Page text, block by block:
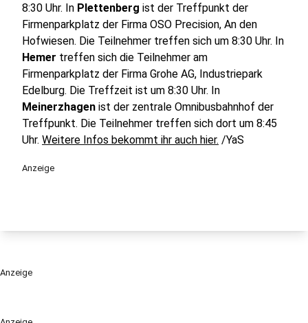
8:30 Uhr. In Plettenberg ist der Treffpunkt der
Firmenparkplatz der Firma OSO Precision, An den
Hofwiesen. Die Teilnehmer treffen sich um 8:30 Uhr. In
Hemer treffen sich die Teilnehmer am
Firmenparkplatz der Firma Grohe AG, Industriepark
Edelburg. Die Treffzeit ist um 8:30 Uhr. In
Meinerzhagen ist der zentrale Omnibusbahnhof der
Treffpunkt. Die Teilnehmer treffen sich dort um 8:45
Uhr. Weitere Infos bekommt ihr auch hier. /YaS
Anzeige
Anzeige